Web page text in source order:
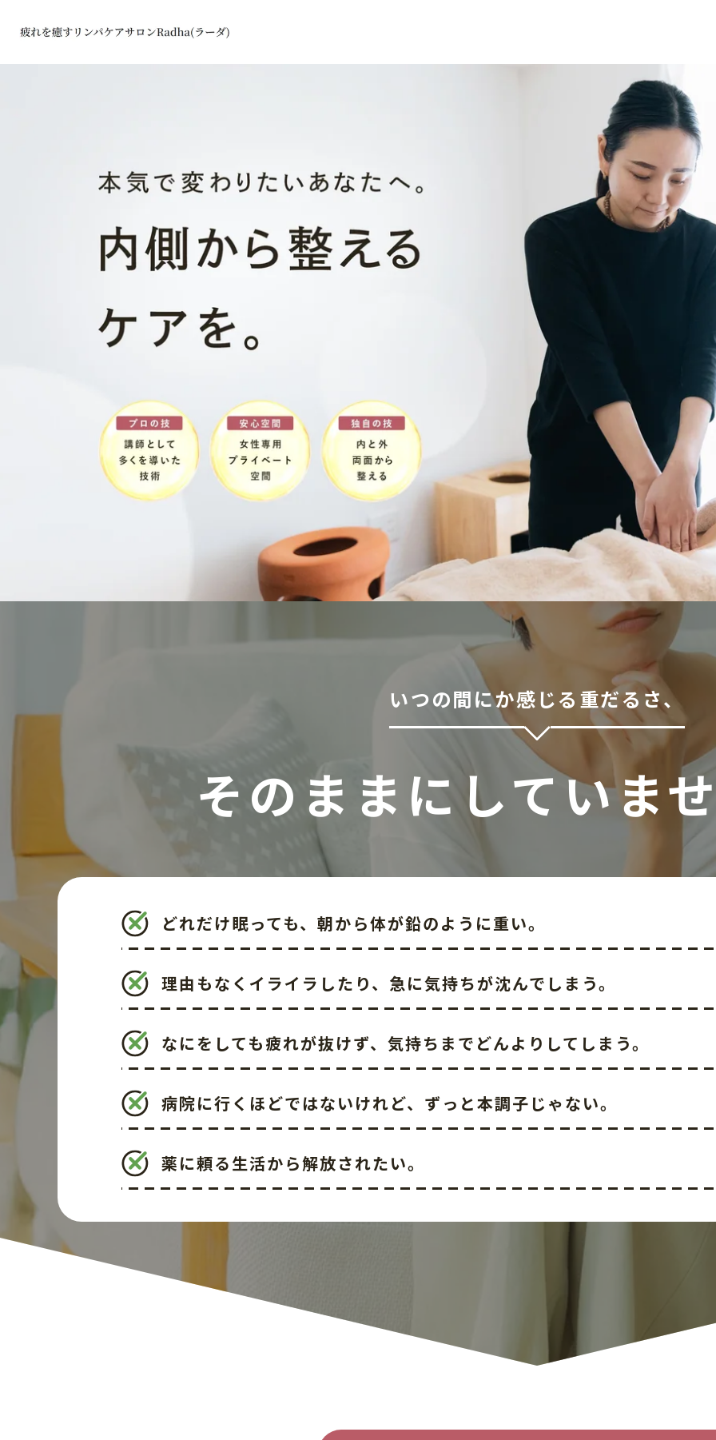
いつの間にか感じる重だるさ、
そのままにしていま
どれだけ眠っても、朝から体が鉛のように重い。
理由もなくイライラしたり、急に気持ちが沈んでしまう。
なにをしても疲れが抜けず、気持ちまでどんよりしてしまう。
病院に行くほどではないけれど、ずっと本調子じゃない。
薬に頼る生活から解放されたい。